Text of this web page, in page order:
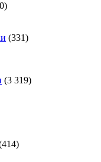
(331)
(3 319)